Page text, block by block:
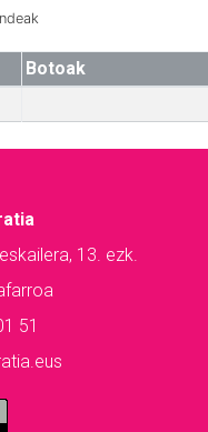
Botoak
13. ezk.
51